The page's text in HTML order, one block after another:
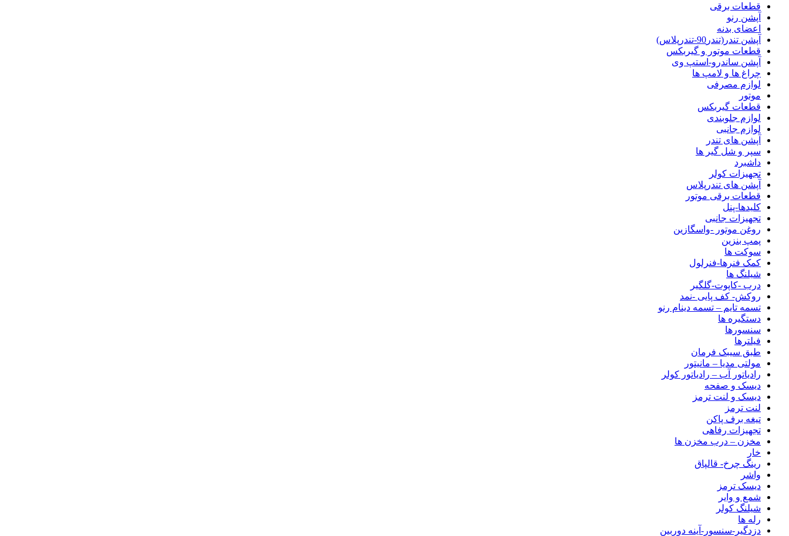
قطعات برقی
آپشن رنو
اعضای بدنه
آپشن تندر(تندر90-تندرپلاس)
قطعات موتور و گیربکس
آپشن ساندرو-استپ وی
چراغ ها و لامپ ها
لوازم مصرفی
موتور
قطعات گیربکس
لوازم جلوبندی
لوازم جانبی
آپشن های تندر
سپر و شل گیر ها
داشبرد
تجهیزات کولر
آپشن های تندرپلاس
قطعات برقی موتور
کلیدها-پنل
تجهیزات جانبی
روغن موتور -واسگازین
پمپ بنزین
سوکت ها
کمک فنرها-فنرلول
شیلنگ ها
درب -کاپوت-گلگیر
روکش- کف پایی -نمد
تسمه تایم – تسمه دینام رنو
دستگیره ها
سنسورها
فیلترها
طبق سیبک فرمان
مولتی مدیا – مانیتور
رادیاتور آب – رادیاتور کولر
دیسک و صفحه
دیسک و لنت ترمز
لنت ترمز
تیغه برف پاکن
تجهیزات رفاهی
مخزن – درب مخزن ها
خار
رینگ چرخ- قالپاق
واشر
دیسک ترمز
شمع و وایر
شیلنگ کولر
رله ها
دزدگیر-سنسور-آینه دوربین